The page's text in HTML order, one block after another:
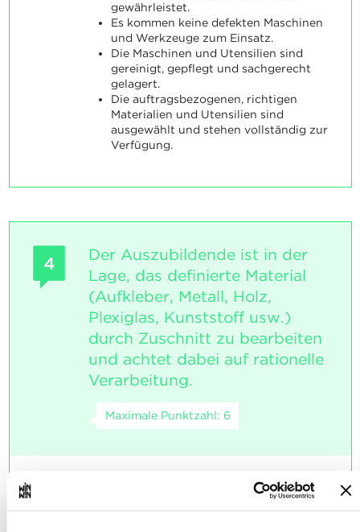
gewährleistet.
Es kommen keine defekten Maschinen
und Werkzeuge zum Einsatz.
Die Maschinen und Utensilien sind
gereinigt, gepflegt und sachgerecht
gelagert.
Die auftragsbezogenen, richtigen
Materialien und Utensilien sind
ausgewählt und stehen vollständig zur
Verfügung.
4
Der Auszubildende ist in der
Lage, das definierte Material
(Aufkleber, Metall, Holz,
Plexiglas, Kunststoff usw.)
durch Zuschnitt zu bearbeiten
und achtet dabei auf rationelle
Verarbeitung.
Maximale Punktzahl: 6
Die verschiedenen Materialien sind